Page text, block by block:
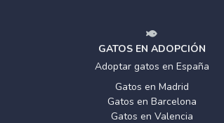
GATOS EN ADOPCIÓN
Adoptar gatos en España
Gatos en Madrid
Gatos en Barcelona
Gatos en Valencia